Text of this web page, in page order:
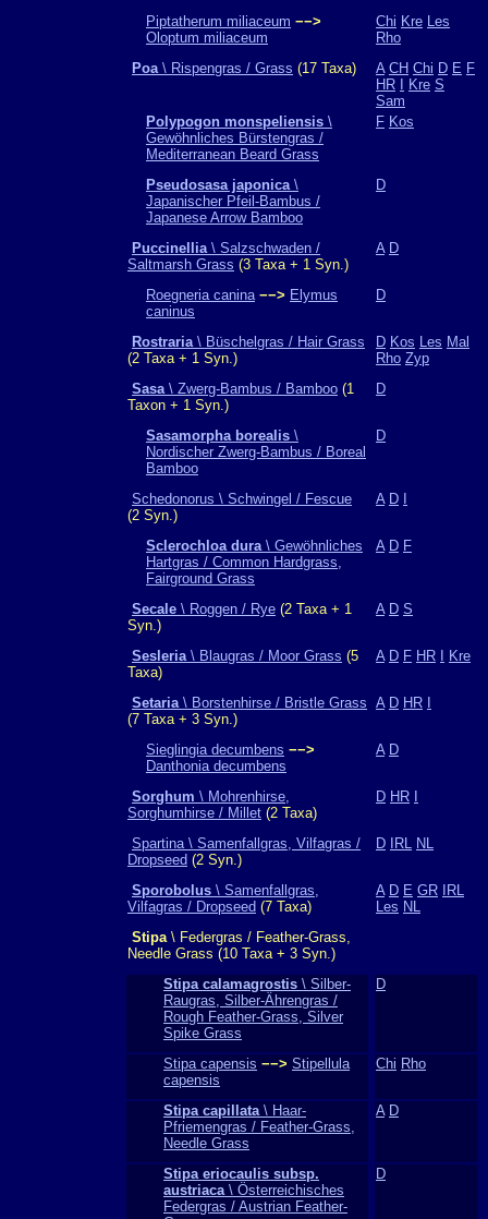
Piptatherum miliaceum −−>
Oloptum miliaceum
Chi Kre Les
Rho
Poa\ Rispengras / Grass (17 Taxa) A CH Chi D E F
HR
Kre S
Sam
Polypogon monspeliensis \
Gewöhnliches Bürstengras /
Mediterranean Beard Grass
F Kos
Pseudosasa japonica\
Japanischer Pfeil-Bambus /
Japanese Arrow Bamboo
D
Puccinellia\ Salzschwaden /
Saltmarsh Grass (3 Taxa + 1 Syn.)
A D
Roegneria canina −−> Elymus
caninus
D
Rostraria\ Büschelgras / Hair Grass
(2 Taxa + 1 Syn.)
D Kos Les Mal
Rho Zyp
Sasa\ Zwerg-Bambus / Bamboo (1
Taxon + 1 Syn.)
D
Sasamorpha borealis \
Nordischer Zwerg-Bambus / Boreal
Bamboo
D
Schedonorus \ Schwingel / Fescue
(2 Syn.)
A D
Sclerochloa dura\ Gewöhnliches
Hartgras / Common Hardgrass,
Fairground Grass
A D F
Secale \ Roggen / Rye (2 Taxa + 1
Syn.)
A D S
Sesleria\ Blaugras / Moor Grass (5
Taxa)
A D F HR Kre
Setaria\ Borstenhirse / Bristle Grass
(7 Taxa + 3 Syn.)
A D HR
Sieglingia decumbens −−>
Danthonia decumbens
A D
Sorghum \ Mohrenhirse,
Sorghumhirse / Millet (2 Taxa)
D HR
Spartina \ Samenfallgras, Vilfagras /
Dropseed (2 Syn.)
D IRL NL
Sporobolus \ Samenfallgras,
Vilfagras / Dropseed (7 Taxa)
A D E GR
IRL
Les NL
Stipa\ Federgras / Feather-Grass,
Needle Grass (10 Taxa + 3 Syn.)
Stipa calamagrostis \ Silber-
Raugras, Silber-Ährengras /
Rough Feather-Grass, Silver
Spike Grass
D
Stipa capensis −−> Stipellula
capensis
Chi Rho
Stipa capillata\ Haar-
Pfriemengras / Feather-Grass,
Needle Grass
A D
Stipa eriocaulis subsp.
austriaca\ Österreichisches
Federgras / Austrian Feather-
D